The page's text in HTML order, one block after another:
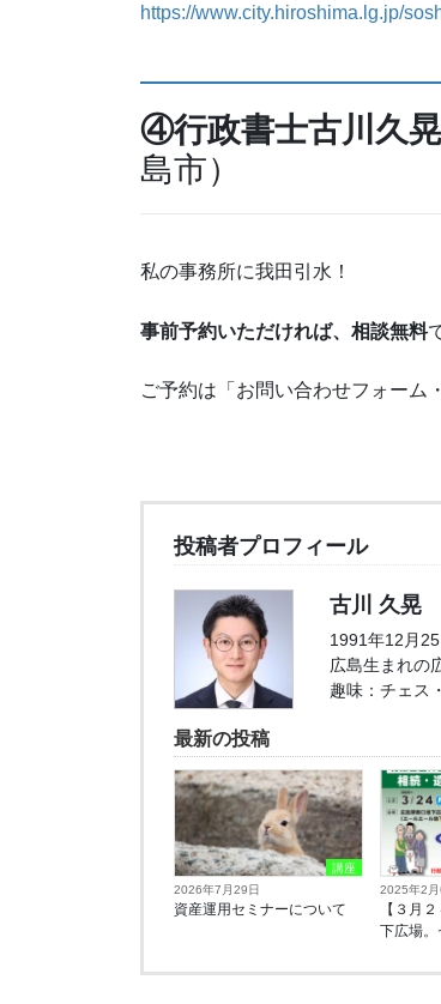
https://www.city.hiroshima.lg.jp/
④行政書士古川久
島市）
私の事務所に我田引水！
事前予約いただければ、相談無料
ご予約は「お問い合わせフォーム
投稿者プロフィール
古川 久晃
1991年12月
広島生まれの
趣味：チェス
最新の投稿
講座
2026年7月29日
資産運用セミナーについて
2025年2月
【３月
下広場。